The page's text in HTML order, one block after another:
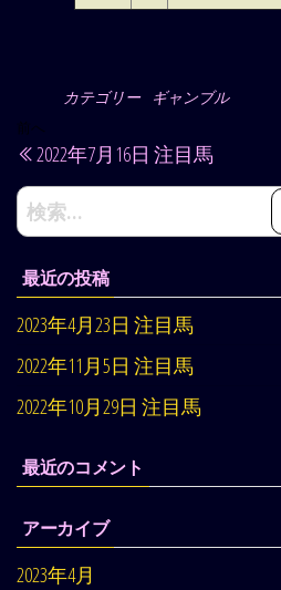
カテゴリー ギャンブル
前へ
2022年7月16日 注目馬
最近の投稿
2023年4月23日 注目馬
2022年11月5日 注目馬
2022年10月29日 注目馬
最近のコメント
アーカイブ
2023年4月